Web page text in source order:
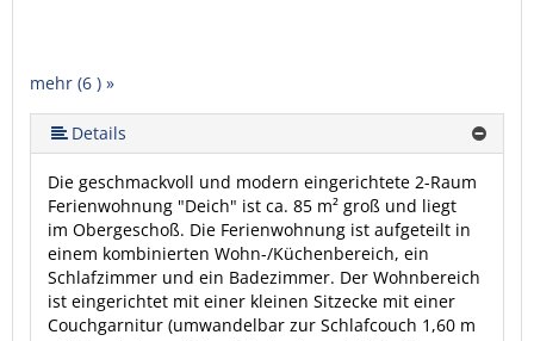
mehr (6 ) »
mehr (6 ) »
mehr (6 ) »
Details
Die geschmackvoll und modern eingerichtete 2-Raum
Ferienwohnung "Deich" ist ca. 85 m² groß und liegt
im Obergeschoß. Die Ferienwohnung ist aufgeteilt in
einem kombinierten Wohn-/Küchenbereich, ein
Schlafzimmer und ein Badezimmer. Der Wohnbereich
ist eingerichtet mit einer kleinen Sitzecke mit einer
Couchgarnitur (umwandelbar zur Schlafcouch 1,60 m